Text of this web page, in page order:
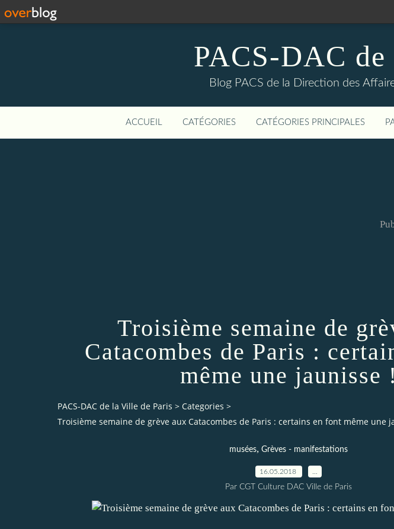
PACS-DAC
Blog PACS de la Direction des
ACCUEIL CATÉGORIES CATÉGORIES PRINCIPALES
Troisième semaine de
Catacombes de Paris :
même une jaunisse !
PACS-DAC de la Ville de Paris > Categories >
Troisième semaine de grève aux Catacombes de Paris : certains en font même une
musées, Grèves - manifestations
16.05.2018
Par CGT Culture DAC Ville de Paris